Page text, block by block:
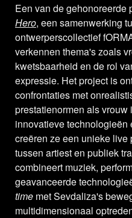
Een van de gehonoreerde
Hero, een samenwerking
ontwerperscollectief
verkennen thema's zoals
kwetsbaarheid en de rol
expressie. Het project is
confrontaties met
prestatienormen als
innovatieve technologieën
creëren ze een unieke
tussen artiest en publiek
combineert muziek,
geavanceerde
time met Sevdaliza's
multidimensionaal